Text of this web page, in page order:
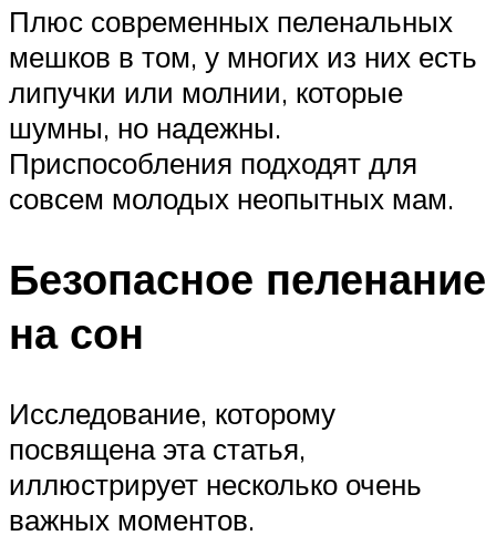
Плюс современных пеленальных
мешков в том, у многих из них есть
липучки или молнии, которые
шумны, но надежны.
Приспособления подходят для
совсем молодых неопытных мам.
Безопасное пеленание
на сон
Исследование, которому
посвящена эта статья,
иллюстрирует несколько очень
важных моментов.